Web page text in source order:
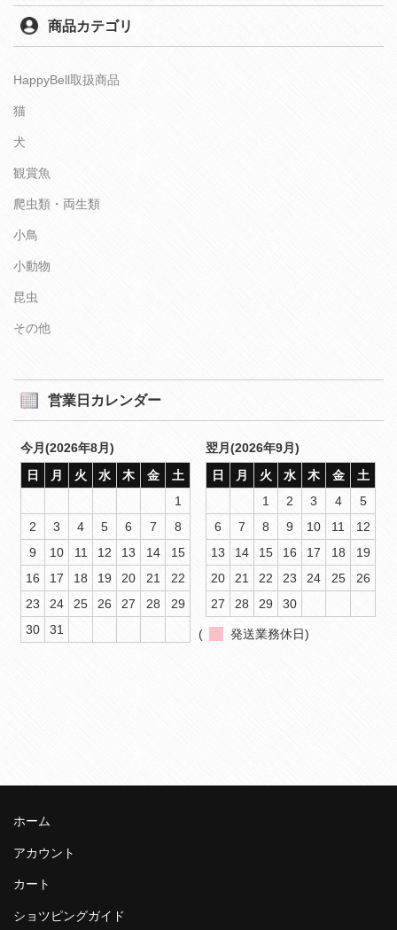
商品カテゴリ
HappyBell取扱商品
猫
犬
観賞魚
爬虫類・両生類
小鳥
小動物
昆虫
その他
営業日カレンダー
今月(2026年8月)
日
月 火 水 木 金
土
1
2
3 4 5 6 7
8
9
10 11 12 13 14
15
16
17 18 19 20 21
22
23
24 25 26 27 28
29
30
31
翌月(2026年9月)
日
月 火 水 木 金
土
1
2 3 4
5
6
7 8 9 10 11
12
13
14 15 16 17 18
19
20
21 22 23 24 25
26
27
28 29 30
( 発送業務休日)
ホーム
アカウント
カート
ショツピングガイド